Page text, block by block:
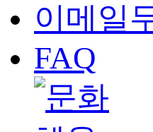
이메일
FAQ